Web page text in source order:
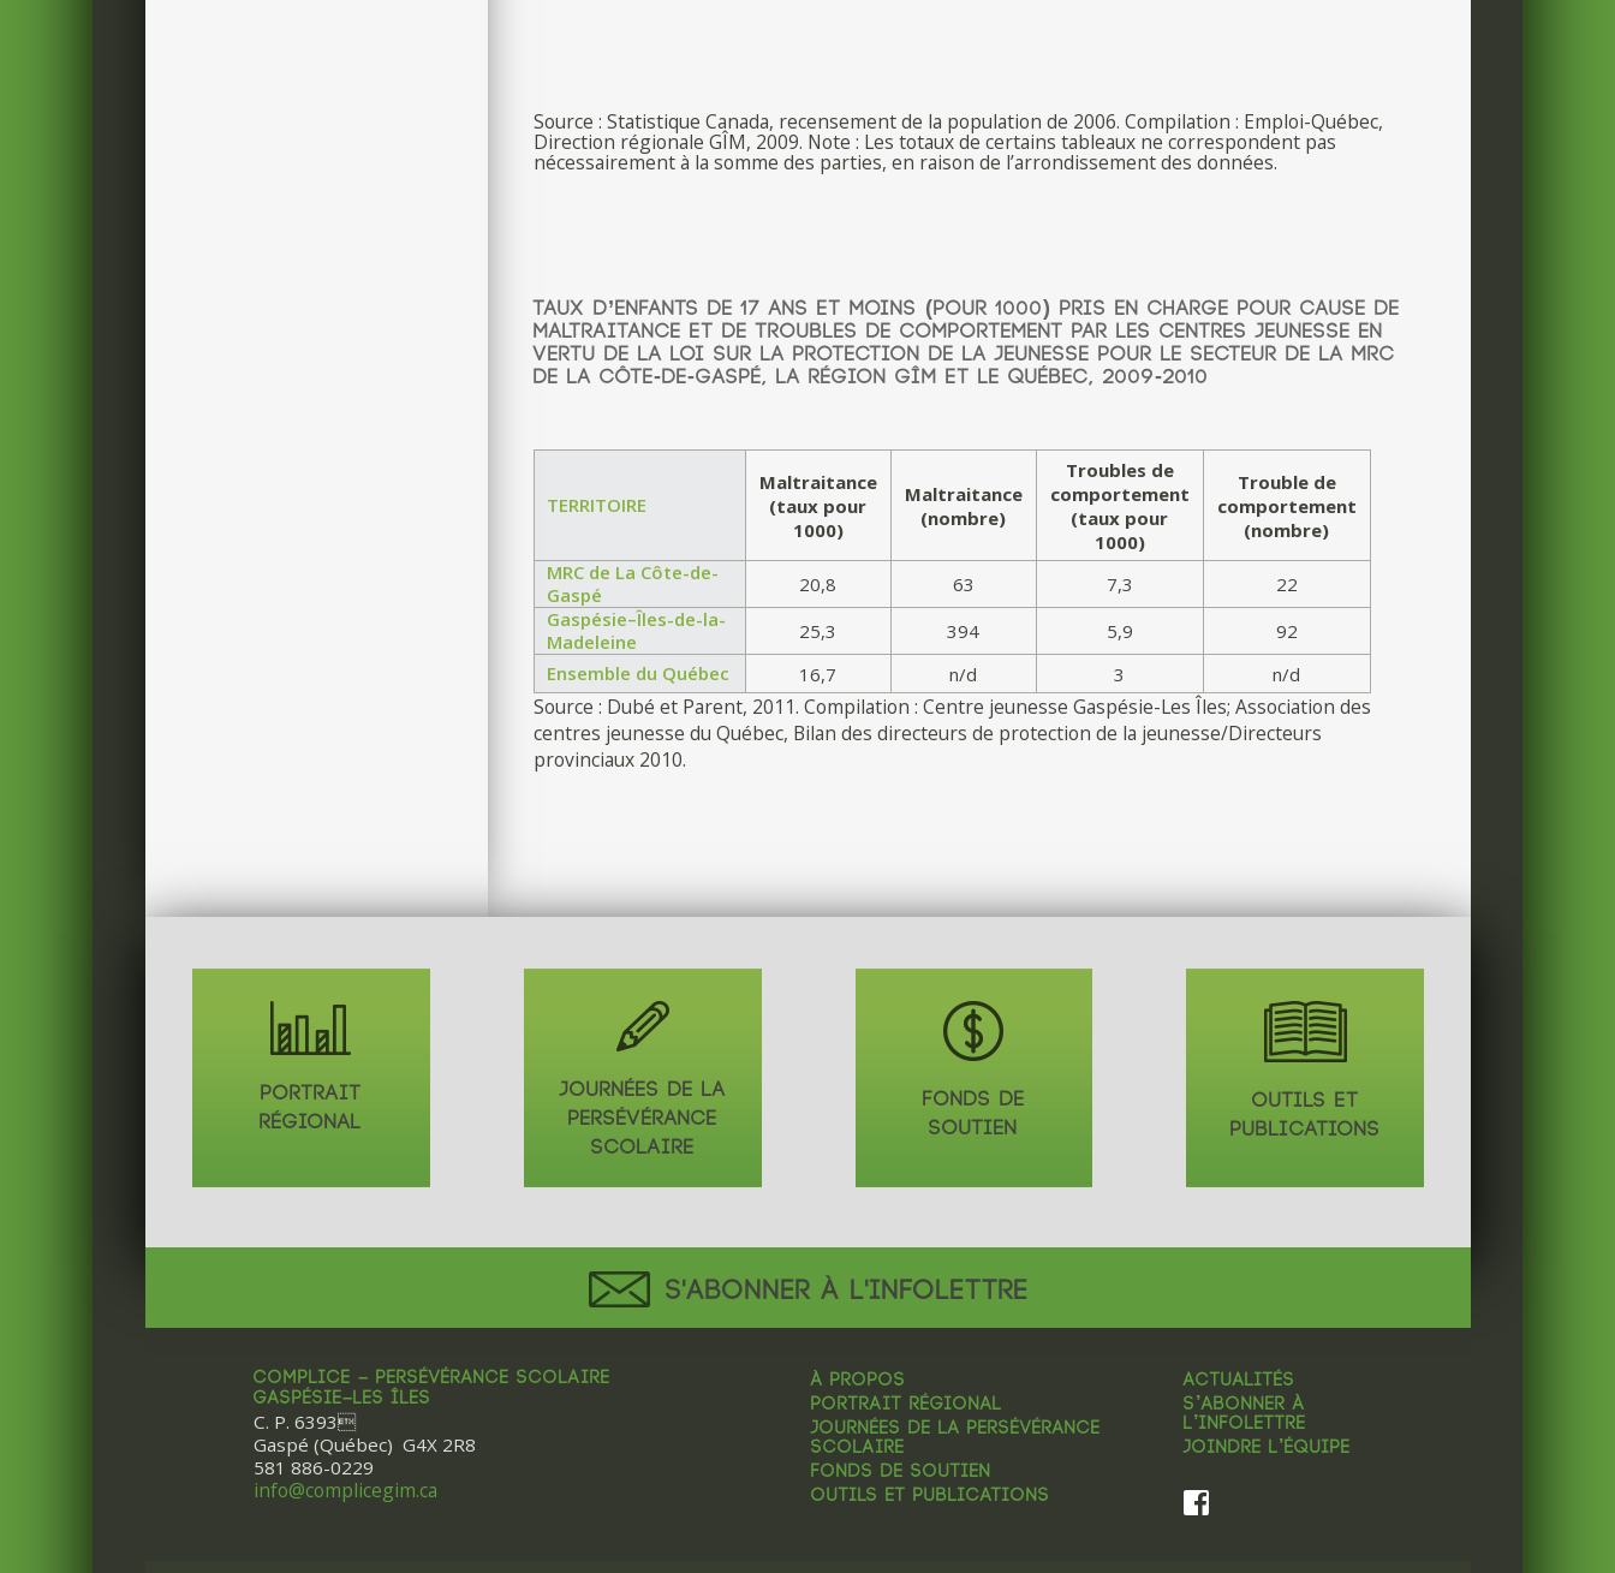
Source : Statistique Canada, recensement de la population de 2006. Compilation : Emploi-Québec,
Direction régionale GÎM, 2009. Note : Les totaux de certains tableaux ne correspondent pas
nécessairement à la somme des parties, en raison de l’arrondissement des données.
TAUX D’ENFANTS DE 17 ANS ET MOINS (POUR 1000) PRIS EN CHARGE POUR CAUSE DE
MALTRAITANCE ET DE TROUBLES DE COMPORTEMENT PAR LES CENTRES JEUNESSE EN
VERTU DE LA LOI SUR LA PROTECTION DE LA JEUNESSE POUR LE SECTEUR DE LA MRC
DE LA CÔTE-DE-GASPÉ, LA RÉGION GÎM ET LE QUÉBEC, 2009-2010
TERRITOIRE
Maltraitance
(taux pour
1000)
Maltraitance
(nombre)
Troubles de
comportement
(taux pour
1000)
Trouble de
comportement
(nombre)
MRC de La Côte-de-
Gaspé
20,8 63 7,3
22
Gaspésie–Îles-de-la-
Madeleine
25,3 394 5,9
92
Ensemble du Québec
16,7 n/d 3 n/d
Source : Dubé et Parent, 2011. Compilation : Centre jeunesse Gaspésie-Les Îles; Association des
centres jeunesse du Québec, Bilan des directeurs de protection de la jeunesse/Directeurs
provinciaux 2010.
PORTRAIT
RÉGIONAL
JOURNÉES DE LA
PERSÉVÉRANCE
SCOLAIRE
FONDS DE
SOUTIEN
OUTILS ET
PUBLICATIONS
S'ABONNER À L'INFOLETTRE
COMPLICE – PERSÉVÉRANCE SCOLAIRE
GASPÉSIE–LES ÎLES
C. P. 6393
Gaspé (Québec) G4X 2R8
581 886-0229
info@complicegim.ca
À PROPOS
PORTRAIT RÉGIONAL
JOURNÉES DE LA PERSÉVÉRANCE
SCOLAIRE
FONDS DE SOUTIEN
OUTILS ET PUBLICATIONS
ACTUALITÉS
S’ABONNER À
L’INFOLETTRE
JOINDRE L’ÉQUIPE